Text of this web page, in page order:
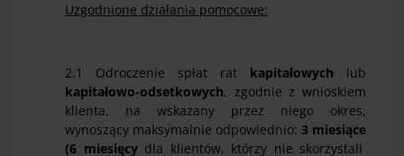
Uzgodnione działania pomocowe:
2.1 Odroczenie spłat rat kapitałowych lub
kapitałowo-odsetkowych, zgodnie z wnioskiem
klienta, na wskazany przez niego okres,
wynoszący maksymalnie odpowiednio: 3 miesiące
(6 miesięcydla klientów, którzy nie skorzystali